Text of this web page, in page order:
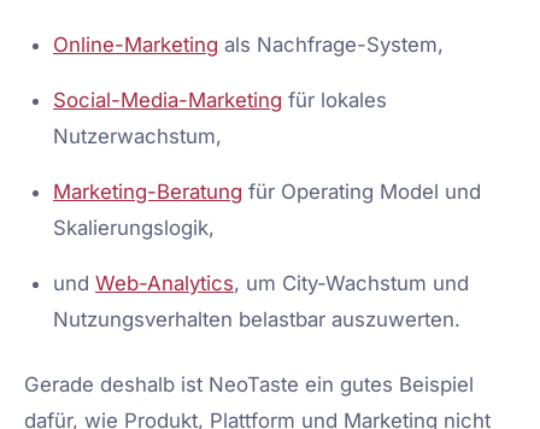
Online-Marketing als Nachfrage-System,
Social-Media-Marketing für lokales
Nutzerwachstum,
Marketing-Beratung für Operating Model und
Skalierungslogik,
und Web-Analytics, um City-Wachstum und
Nutzungsverhalten belastbar auszuwerten.
Gerade deshalb ist NeoTaste ein gutes Beispiel
dafür, wie Produkt, Plattform und Marketing nicht